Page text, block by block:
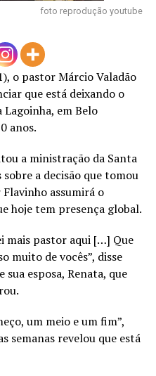
foto reprodução youtube
o pastor Márcio Valadão
que está deixando o
em Belo
anos.
a ministração da Santa
a decisão que tomou
assumirá o
hoje tem presença global.
mais pastor aqui […] Que
muito de vocês”, disse
sua esposa, Renata, que
um meio e um fim”,
semanas revelou que está